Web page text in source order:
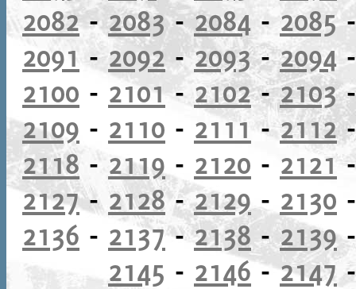
2082-2083-2084-2085
2091 -2092 -2093-2094
2100 - 2101-2102-2103
2109 - 2110 - 2111-2112
2118- 2119 - 2120 - 2121
2127- 2128-2129- 2130
2136 - 2137-2138-2139
2145 - 2146-2147